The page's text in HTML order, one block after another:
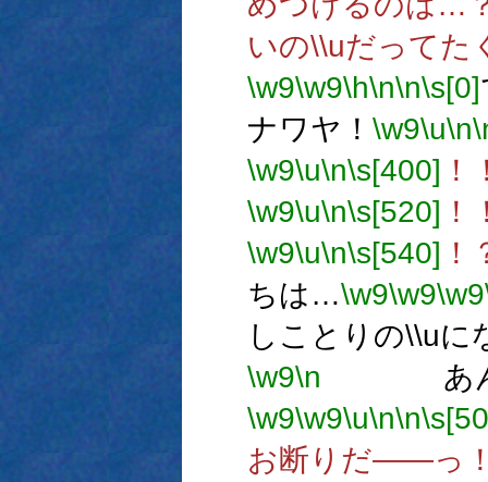
いの\\uだって
\w9\w9\h\n\n\s[0]
ナワヤ！ \w9\u\n
\w9\u\n\s[400] ！
\w9\u\n\s[520] ！
\w9\u\n\s[540] ！
ちは…\w9\w9\w9
しことりの\\uに
\w9\n あんな
\w9\w9\u\n\n
お断りだ――っ